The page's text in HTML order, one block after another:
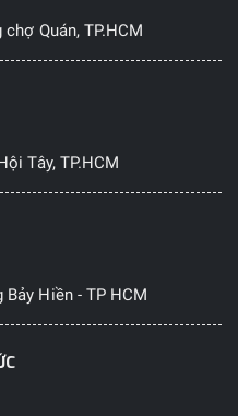
Quán, TP.HCM
Tây, TP.HCM
Hiền - TP HCM